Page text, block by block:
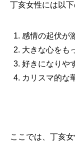
丁亥女性には以
感情の起伏が
大きな心をも
好きになりや
カリスマ的な
ここでは、丁亥